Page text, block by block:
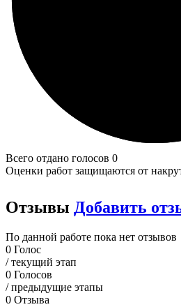
Всего отдано голосов 0
Оценки работ защищаются от
Отзывы Добавить
По данной работе пока нет отзывов
0 Голос
/ текущий этап
0 Голосов
/ предыдущие этапы
0 Отзыва